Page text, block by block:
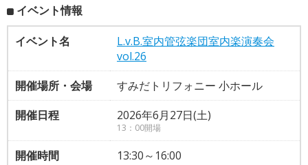
イベント情報
イベント名
L.v.B.室内管弦楽団室内楽演奏会
vol.26
開催場所・会場
すみだトリフォニー 小ホール
開催日程
2026年6月27日(土)
13：00開場
開催時間
13:30～16:00